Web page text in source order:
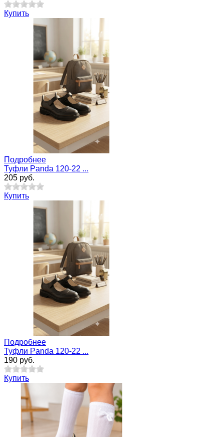
Купить
Подробнее
Туфли Panda 120-22 ...
205 руб.
Купить
Подробнее
Туфли Panda 120-22 ...
190 руб.
Купить